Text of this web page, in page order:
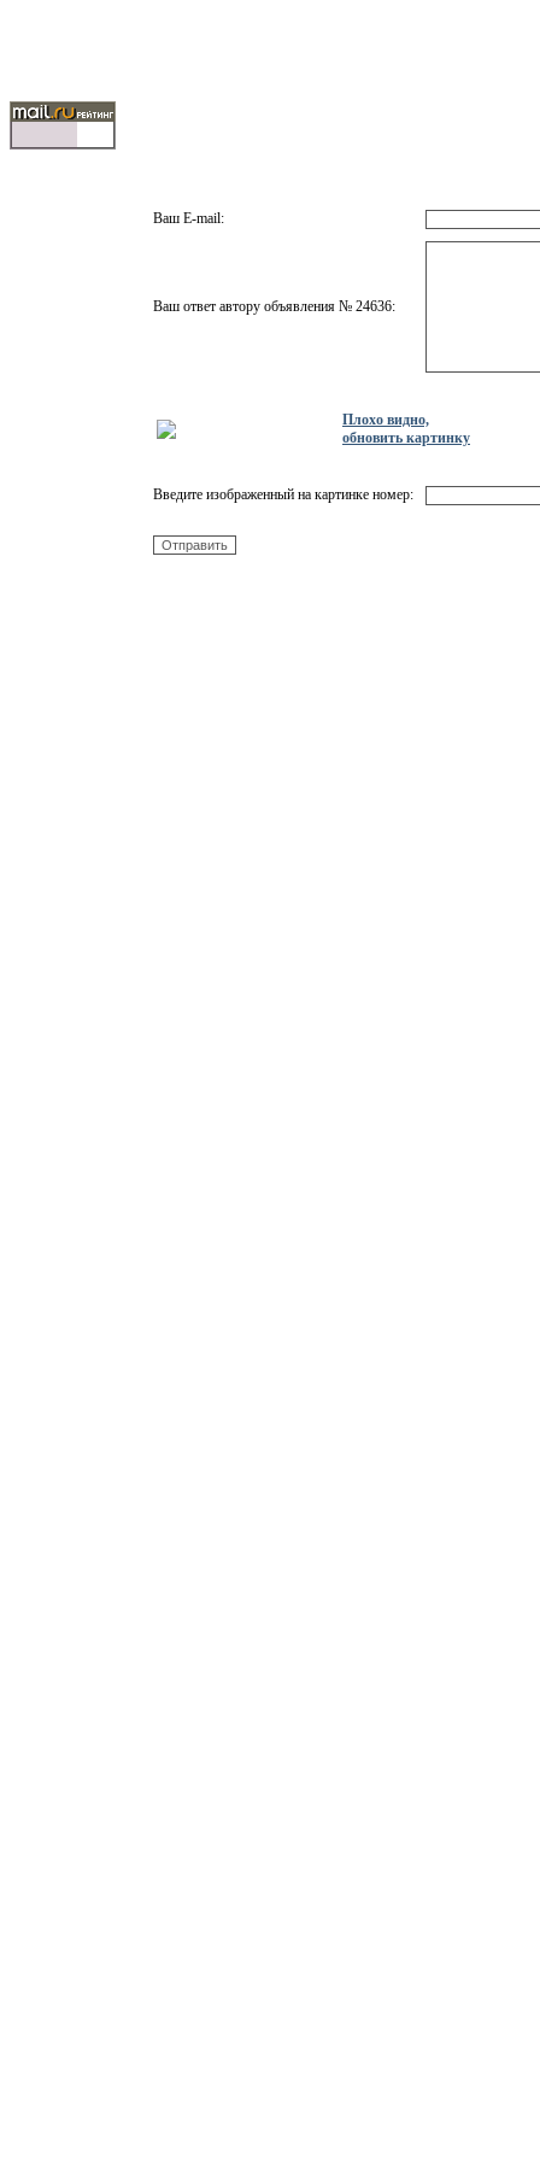
Ваш E-mail:
Ваш ответ автору объявления № 24636:
Плохо видно,
обновить картинку
Введите изображенный на картинке номер: